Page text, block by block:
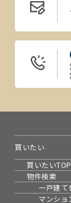
買いたい
買いたいTOP
物件検索
一戸建て
マンショ